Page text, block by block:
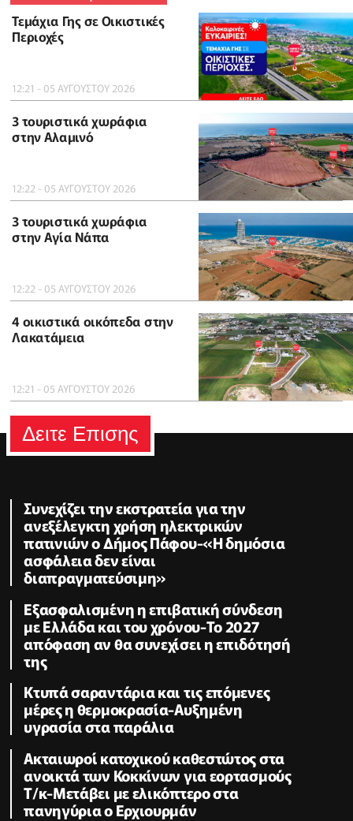
Τεμάχια Γης σε Οικιστικές
Περιοχές
12:21 - 05 ΑΥΓΟΥΣΤΟΥ 2026
3 τουριστικά χωράφια
στην Αλαμινό
12:22 - 05 ΑΥΓΟΥΣΤΟΥ 2026
3 τουριστικά χωράφια
στην Αγία Νάπα
12:22 - 05 ΑΥΓΟΥΣΤΟΥ 2026
4 οικιστικά οικόπεδα στην
Λακατάμεια
12:21 - 05 ΑΥΓΟΥΣΤΟΥ 2026
Δειτε Επισης
Συνεχίζει την εκστρατεία για την
ανεξέλεγκτη χρήση ηλεκτρικών
πατινιών ο Δήμος Πάφου-«Η δημόσια
ασφάλεια δεν είναι
διαπραγματεύσιμη»
Εξασφαλισμένη η επιβατική σύνδεση
με Ελλάδα και του χρόνου-Το 2027
απόφαση αν θα συνεχίσει η επιδότησή
της
Κτυπά σαραντάρια και τις επόμενες
μέρες η θερμοκρασία-Αυξημένη
υγρασία στα παράλια
Ακταιωροί κατοχικού καθεστώτος στα
ανοικτά των Κοκκίνων για εορτασμούς
Τ/κ-Μετάβει με ελικόπτερο στα
πανηγύρια ο Ερχιουρμάν